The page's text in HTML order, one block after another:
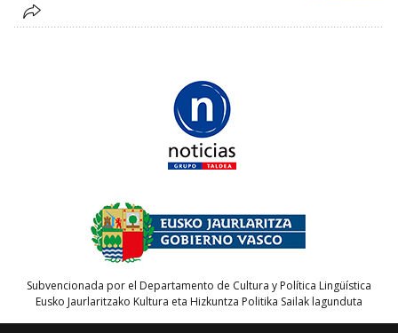
Subvencionada por el Departamento de Cultura y Política Lingüística
Eusko Jaurlaritzako Kultura eta Hizkuntza Politika Sailak lagunduta